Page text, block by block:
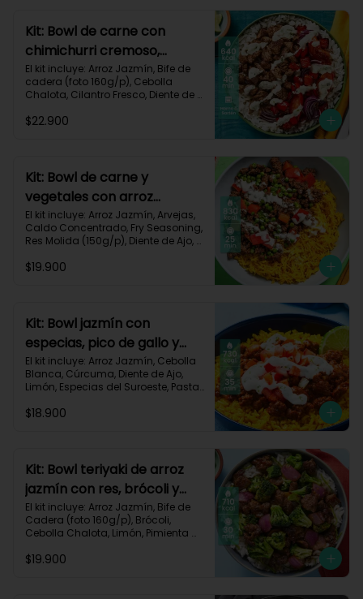
Grasas 25g | Proteínas 41g
Kit: Bowl de carne con
chimichurri cremoso,
pimentón y tomate-115
El kit incluye: Arroz Jazmín, Bife de
cadera (foto 160g/p), Cebolla
Chalota, Cilantro Fresco, Diente de
Suroeste, Pimentón Rojo, Sour
Proteínas 44g
$22.900
Kit: Bowl de carne y
vegetales con arroz
dorado-94
El kit incluye: Arroz Jazmín, Arvejas,
Caldo Concentrado, Fry Seasoning,
Res Molida (150g/p), Diente de Ajo,
Rojo, Receta Impresa.
$19.900
Kit: Bowl jazmín con
especias, pico de gallo y
crema de limón-82
El kit incluye: Arroz Jazmín, Cebolla
Blanca, Cúrcuma, Diente de Ajo,
Limón, Especias del Suroeste, Pasta
Sour Cream, Tomate, Receta
Grasas 32g | Proteínas 28g
$18.900
Kit: Bowl teriyaki de arroz
jazmín con res, brócoli y
cebolla-114
El kit incluye: Arroz Jazmín, Bife de
Cadera (foto 160g/p), Brócoli,
Cebolla Chalota, Limón, Pimienta
Impresa.
$19.900